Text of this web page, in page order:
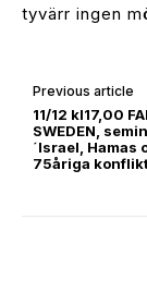
tyvärr ingen
Previous article
11/12 kl17,00
SWEDEN,
´Israel, Hamas
75åriga